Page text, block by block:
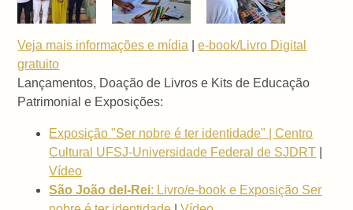
Veja mais informações e mídia |e-book/Livro Digital
gratuito
Lançamentos, Doação de Livros e Kits de Educação
Patrimonial e Exposições:
Exposição "Ser nobre é ter identidade" | Centro
Cultural UFSJ-Universidade Federal de SJDRT
Vídeo
São João del-Rei: Livro/e-book e Exposição Ser